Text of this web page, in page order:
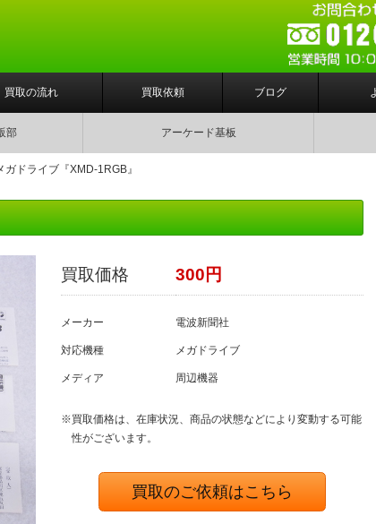
買取の流れ 買取依頼 ブログ
部 アーケード基板
ガドライブ『XMD-1RGB』
買取価格 300円
メーカー 電波新聞社
対応機種 メガドライブ
メディア 周辺機器
※買取価格は、在庫状況、商品の状態などにより変動する可能
性がございます。
買取のご依頼はこちら